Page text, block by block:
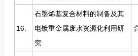
16、
石墨烯基复合材料的制备及其
电镀重金属废水资源化利用研
究